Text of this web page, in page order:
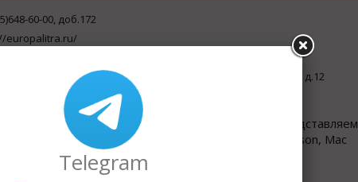
60-00, доб.172
europalitra.ru/
Московская обл., г.Краснозаводск, ул.Трудовые резервы д.12
общепромышленного применения
замена гидро- и пневмооборудования из ЕС. Представляем
Univer, Asco Numatics, Asco Joucomatic, Brad Harrison, Mac
Duplomatic, Mahle и др.
Telegram